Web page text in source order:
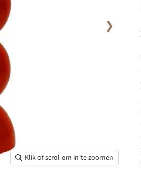
Klik of scrol om in te zoomen
❯